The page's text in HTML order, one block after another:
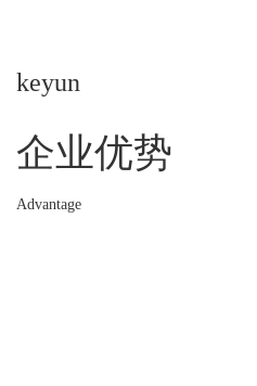
keyun
企业优势
Advantage